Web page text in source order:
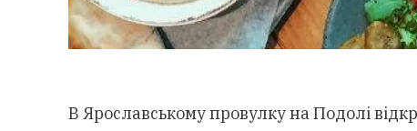
В Ярославському провулку на Подолі